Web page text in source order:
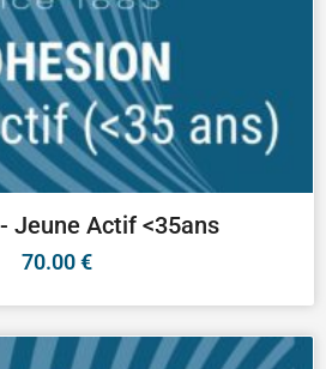
Jeune Actif <35ans
70.00€